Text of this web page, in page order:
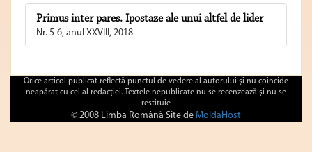
Primus inter pares. Ipostaze ale unui altfel de lider
Nr. 5-6, anul XXVIII, 2018
Orice articol publicat reflectă punctul de vedere al autorului şi nu coincide
neapărat cu cel al redacţiei. Textele nepublicate nu se recenzează şi nu se
restituie
© 2008 Limba Română Site de MoldaHost